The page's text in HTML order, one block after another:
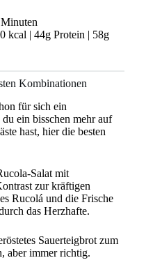
kcal | 44g Protein | 58g
Kombinationen
für sich ein
ein bisschen mehr auf
hast, hier die besten
Salat mit
zur kräftigen
Rucolá und die Frische
das Herzhafte.
Sauerteigbrot zum
aber immer richtig.